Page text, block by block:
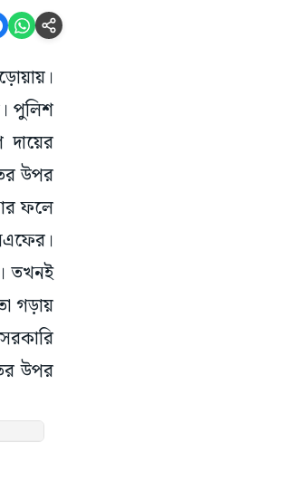
পুলিশ
দায়ের
উপর
ফলে
তখনই
গড়ায়
উপর